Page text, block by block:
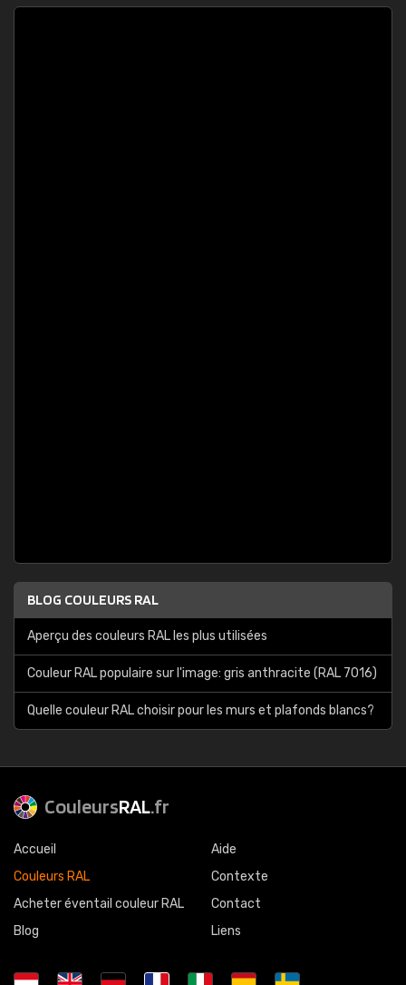
BLOG COULEURS RAL
Aperçu des couleurs RAL les plus utilisées
Couleur RAL populaire sur l'image: gris anthracite (RAL 7016)
Quelle couleur RAL choisir pour les murs et plafonds blancs?
CouleursRAL.fr
Accueil
Couleurs RAL
Acheter éventail couleur RAL
Blog
Aide
Contexte
Contact
Liens